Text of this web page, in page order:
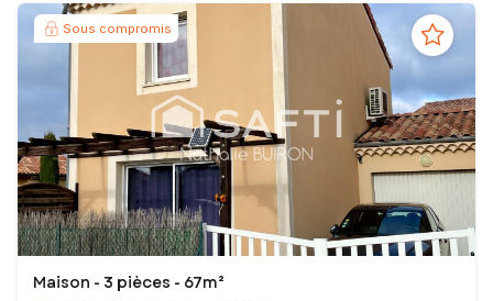
Sous compromis
Maison - 3 pièces - 67m²